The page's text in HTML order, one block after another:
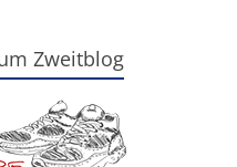
Zweitblog